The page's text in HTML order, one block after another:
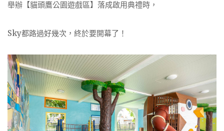
舉辦【貓頭鷹公園遊戲區】落成啟用典禮時，
Sky都路過好幾次，終於要開幕了！